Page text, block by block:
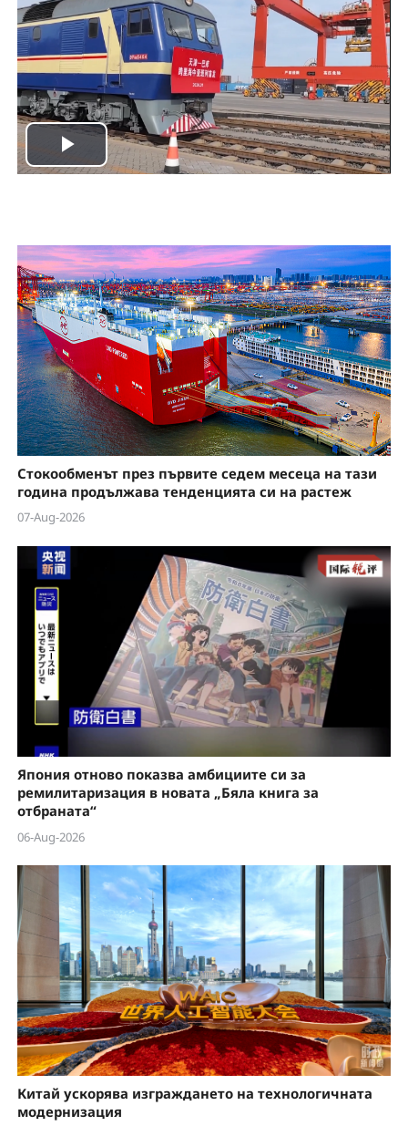
P
a
y
V
i
d
e
o
Стокообменът през първите седем месеца на тази
година продължава тенденцията си на растеж
07-Aug-2026
Япония отново показва амбициите си за
ремилитаризация в новата „Бяла книга за
отбраната“
06-Aug-2026
Китай ускорява изграждането на технологичната
модернизация